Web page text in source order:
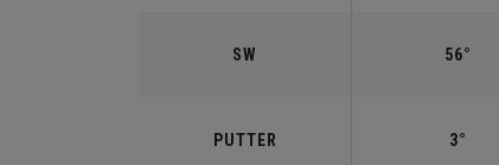
SW 56°
PUTTER 3°